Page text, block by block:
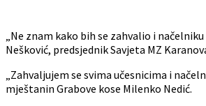
„Ne znam kako bih se zahvalio i
Nešković, predsjednik Savjeta MZ
„Zahvaljujem se svima učesnicima i
mještanin Grabove kose Milenko Nedić.